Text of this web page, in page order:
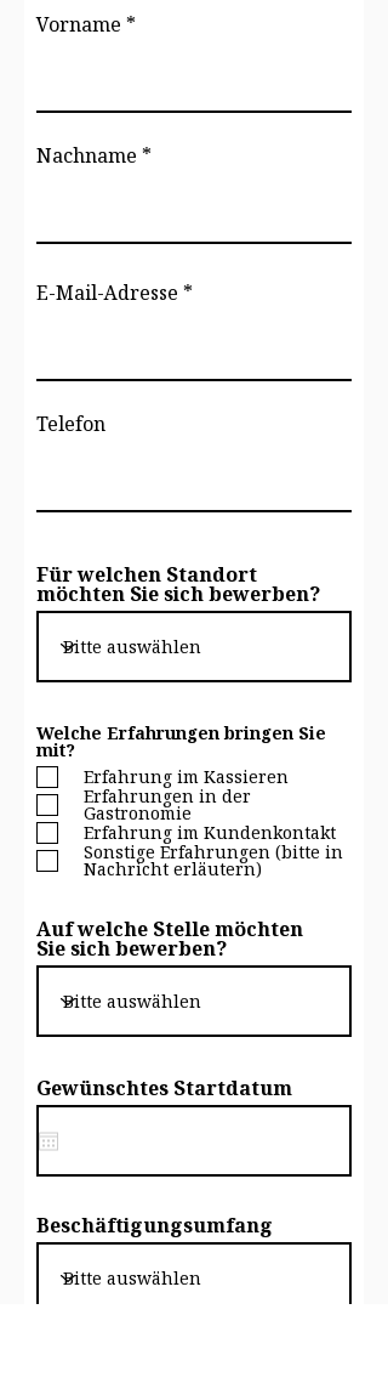
Vorname
Nachname
E-Mail-Adresse
Telefon
Für welchen Standort
möchten Sie sich bewerben?
Welche Erfahrungen bringen Sie
mit?
Erfahrung im Kassieren
Erfahrungen in der
Gastronomie
Erfahrung im Kundenkontakt
Sonstige Erfahrungen (bitte in
Nachricht erläutern)
Auf welche Stelle möchten
Sie sich bewerben?
Gewünschtes Startdatum
Beschäftigungsumfang